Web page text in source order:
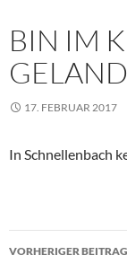
BIN IM
17. FEBRUAR 2017
In Schnellenbach
VORHERIGER BEITRAG